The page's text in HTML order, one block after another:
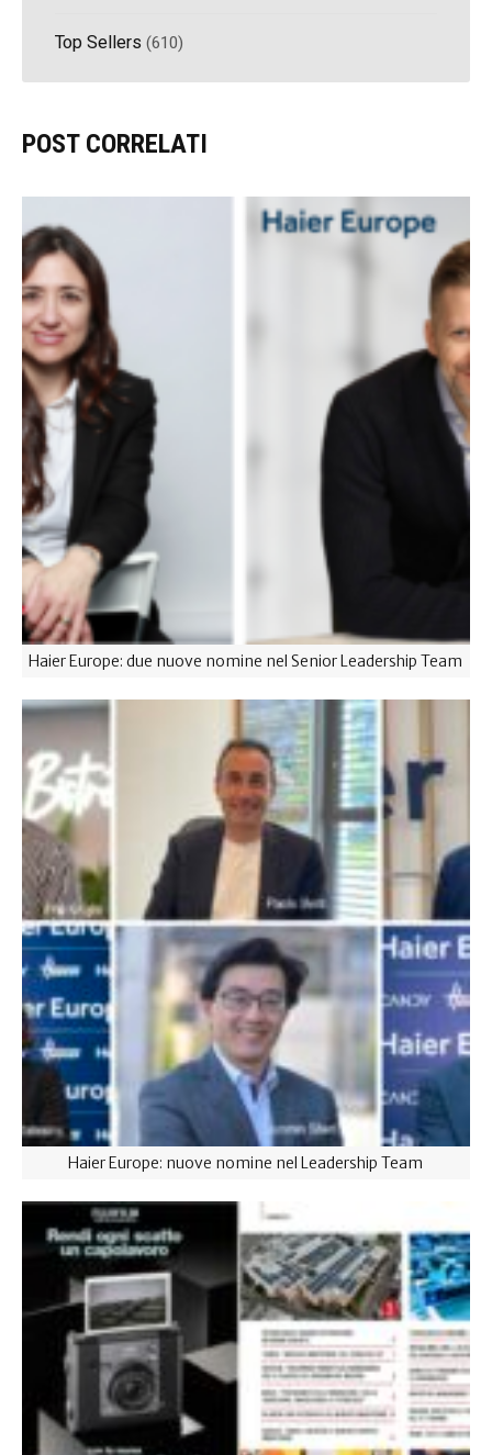
Top Sellers (610)
POST CORRELATI
Haier Europe: due nuove nomine nel Senior Leadership Team
Haier Europe: nuove nomine nel Leadership Team